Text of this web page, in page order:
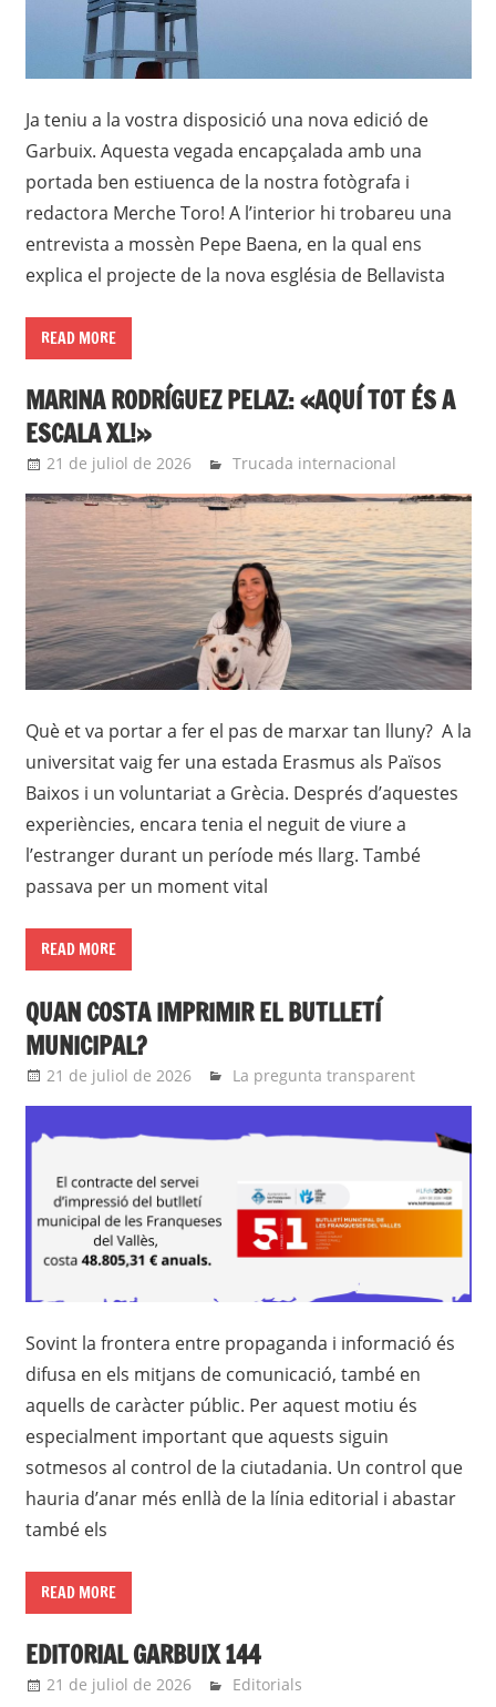
Ja teniu a la vostra disposició una nova edició de
Garbuix. Aquesta vegada encapçalada amb una
portada ben estiuenca de la nostra fotògrafa i
redactora Merche Toro! A l’interior hi trobareu una
entrevista a mossèn Pepe Baena, en la qual ens
explica el projecte de la nova església de Bellavista
READ MORE
MARINA RODRÍGUEZ PELAZ: «AQUÍ TOT ÉS A
ESCALA XL!»
21 de juliol de 2026 Eli
Trucada internacional
Què et va portar a fer el pas de marxar tan lluny? A la
universitat vaig fer una estada Erasmus als Països
Baixos i un voluntariat a Grècia. Després d’aquestes
experiències, encara tenia el neguit de viure a
l’estranger durant un període més llarg. També
passava per un moment vital
READ MORE
QUAN COSTA IMPRIMIR EL BUTLLETÍ
MUNICIPAL?
21 de juliol de 2026 Eli
La pregunta transparent
Sovint la frontera entre propaganda i informació és
difusa en els mitjans de comunicació, també en
aquells de caràcter públic. Per aquest motiu és
especialment important que aquests siguin
sotmesos al control de la ciutadania. Un control que
hauria d’anar més enllà de la línia editorial i abastar
també els
READ MORE
EDITORIAL GARBUIX 144
21 de juliol de 2026 Eli
Editorials